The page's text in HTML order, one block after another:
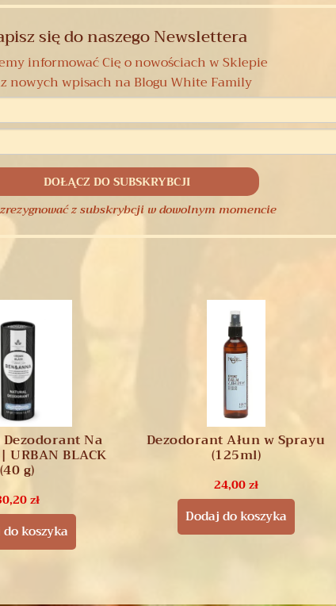
się do naszego Newslettera
informować Cię o nowościach w Sklepie
nowych wpisach na Blogu White Family
z subskrybcji w dowolnym momencie
Na
URBAN BLACK
(40 g)
zł
koszyka
Dezodorant Ałun w Sprayu
(125ml)
24,00zł
Dodaj do koszyka